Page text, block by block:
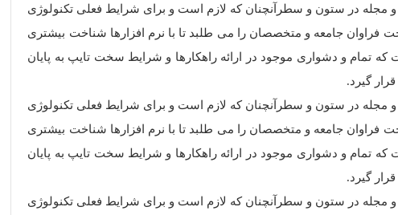
و مجله در ستون و سطرآنچنان که لازم است و برای شرایط فعلی تکنولوژی
فراوان جامعه و متخصصان را می طلبد تا با نرم افزارها شناخت بیشتری
تمام و دشواری موجود در ارائه راهکارها و شرایط سخت تایپ به پایان
گیرد.
و مجله در ستون و سطرآنچنان که لازم است و برای شرایط فعلی تکنولوژی
فراوان جامعه و متخصصان را می طلبد تا با نرم افزارها شناخت بیشتری
تمام و دشواری موجود در ارائه راهکارها و شرایط سخت تایپ به پایان
گیرد.
و مجله در ستون و سطرآنچنان که لازم است و برای شرایط فعلی تکنولوژی